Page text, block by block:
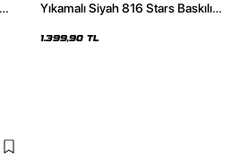
Yıkamalı Siyah 816 Stars Baskılı
1.399,90 TL